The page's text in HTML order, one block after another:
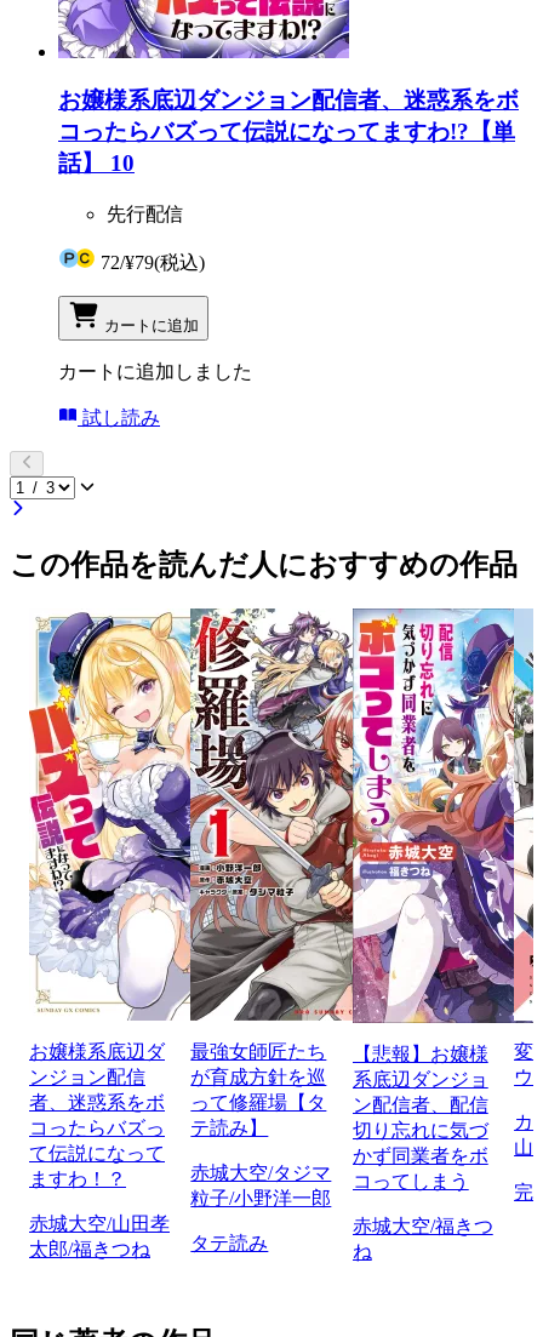
お嬢様系底辺ダンジョン配信者、迷惑系をボ
コったらバズって伝説になってますわ!?【単
話】 10
先行配信
72/¥79(税込)
カートに追加
カートに追加しました
試し読み
この作品を読んだ人におすすめの作品
お嬢様系底辺ダ
ンジョン配信
者、迷惑系をボ
コったらバズっ
て伝説になって
ますわ！？
赤城大空/山田孝
太郎/福きつね
最強女師匠たち
が育成方針を巡
って修羅場【タ
テ読み】
赤城大空/タジマ
粒子/小野洋一郎
タテ読み
【悲報】お嬢様
系底辺ダンジョ
ン配信者、配信
切り忘れに気づ
かず同業者をボ
コってしまう
赤城大空/福きつ
ね
変
ウ
カ
山
完